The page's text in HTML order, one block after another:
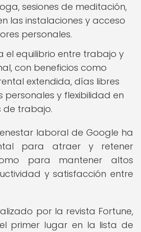
sesiones de meditación,
las instalaciones y acceso
personales.
el equilibrio entre trabajo y
con beneficios como
extendida, días libres
personales y flexibilidad en
de trabajo.
laboral de Google ha
para atraer y retener
para mantener altos
y satisfacción entre
por la revista Fortune,
primer lugar en la lista de